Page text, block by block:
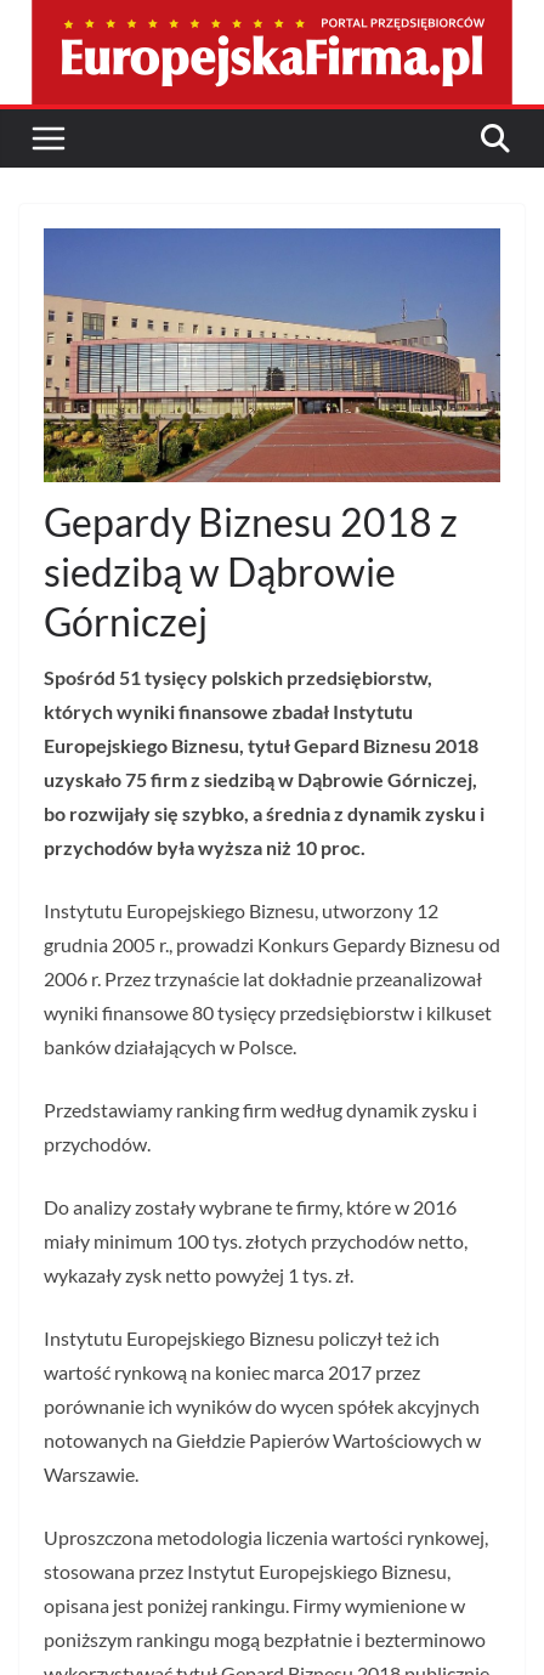
Gepardy Biznesu 2018 z
siedzibą w Dąbrowie
Górniczej
Spośród 51 tysięcy polskich przedsiębiorstw,
których wyniki finansowe zbadał Instytutu
Europejskiego Biznesu, tytuł Gepard Biznesu 2018
uzyskało 75 firm z siedzibą w Dąbrowie Górniczej,
bo rozwijały się szybko, a średnia z dynamik zysku i
przychodów była wyższa niż 10 proc.
Instytutu Europejskiego Biznesu, utworzony 12
grudnia 2005 r., prowadzi Konkurs Gepardy Biznesu od
2006 r. Przez trzynaście lat dokładnie przeanalizował
wyniki finansowe 80 tysięcy przedsiębiorstw i kilkuset
banków działających w Polsce.
Przedstawiamy ranking firm według dynamik zysku i
przychodów.
Do analizy zostały wybrane te firmy, które w 2016
miały minimum 100 tys. złotych przychodów netto,
wykazały zysk netto powyżej 1 tys. zł.
Instytutu Europejskiego Biznesu policzył też ich
wartość rynkową na koniec marca 2017 przez
porównanie ich wyników do wycen spółek akcyjnych
notowanych na Giełdzie Papierów Wartościowych w
Warszawie.
Uproszczona metodologia liczenia wartości rynkowej,
stosowana przez Instytut Europejskiego Biznesu,
opisana jest poniżej rankingu. Firmy wymienione w
poniższym rankingu mogą bezpłatnie i bezterminowo